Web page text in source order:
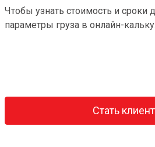
Чтобы узнать стоимость и сроки
параметры груза в онлайн-
Стать